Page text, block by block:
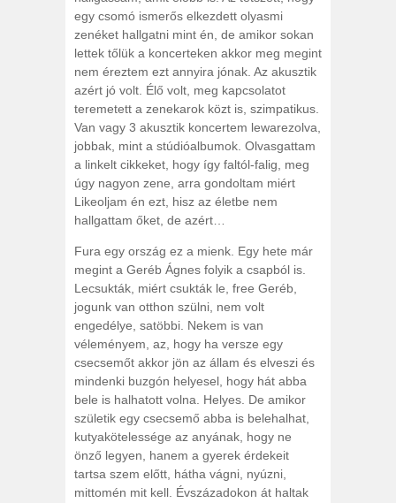
egy csomó ismerős elkezdett olyasmi
zenéket hallgatni mint én, de amikor sokan
lettek tőlük a koncerteken akkor meg megint
nem éreztem ezt annyira jónak. Az akusztik
azért jó volt. Élő volt, meg kapcsolatot
teremetett a zenekarok közt is, szimpatikus.
Van vagy 3 akusztik koncertem lewarezolva,
jobbak, mint a stúdióalbumok. Olvasgattam
a linkelt cikkeket, hogy így faltól-falig, meg
úgy nagyon zene, arra gondoltam miért
Likeoljam én ezt, hisz az életbe nem
hallgattam őket, de azért…
Fura egy ország ez a mienk. Egy hete már
megint a Geréb Ágnes folyik a csapból is.
Lecsukták, miért csukták le, free Geréb,
jogunk van otthon szülni, nem volt
engedélye, satöbbi. Nekem is van
véleményem, az, hogy ha versze egy
csecsemőt akkor jön az állam és elveszi és
mindenki buzgón helyesel, hogy hát abba
bele is halhatott volna. Helyes. De amikor
születik egy csecsemő abba is belehalhat,
kutyakötelessége az anyának, hogy ne
önző legyen, hanem a gyerek érdekeit
tartsa szem előtt, hátha vágni, nyúzni,
mittomén mit kell. Évszázadokon át haltak